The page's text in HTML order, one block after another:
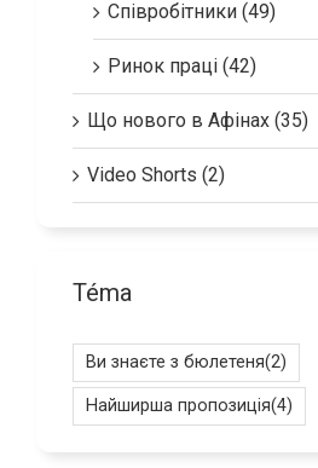
Співробітники (49)
Ринок праці (42)
Що нового в Афінах (35)
Video Shorts (2)
Téma
Ви знаєте з бюлетеня(2)
Найширша пропозиція(4)